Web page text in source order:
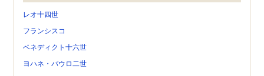
レオ十四世
フランシスコ
ベネディクト十六世
ヨハネ・パウロ二世